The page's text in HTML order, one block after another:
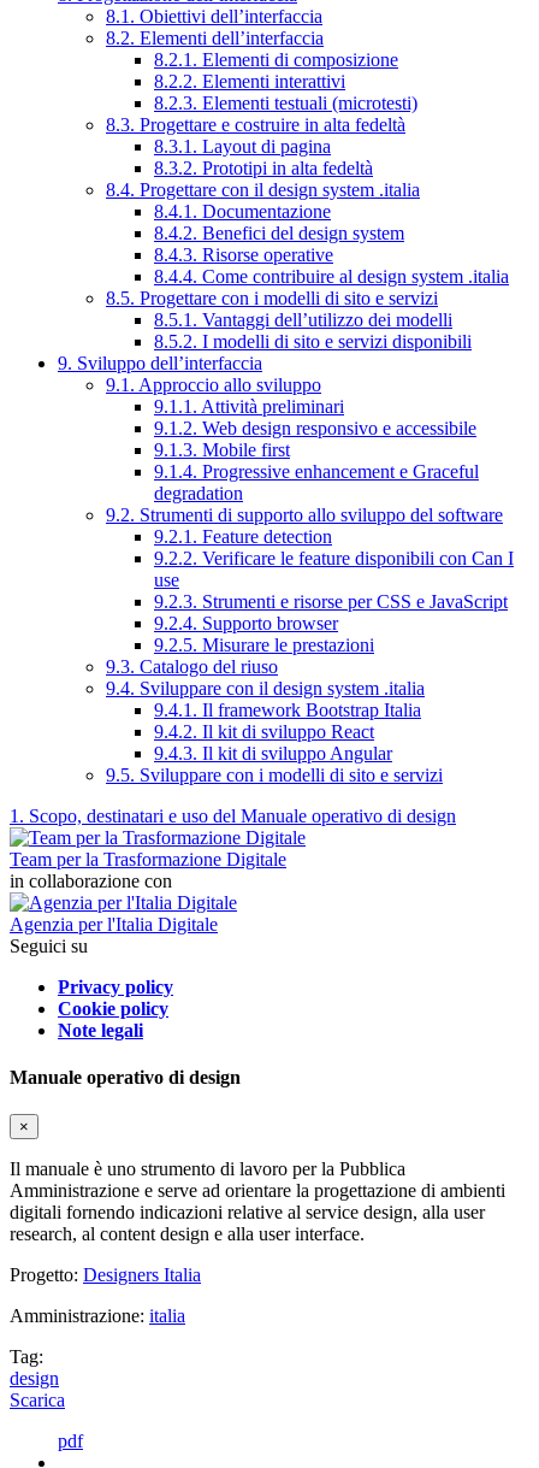
8.1. Obiettivi dell’interfaccia
8.2. Elementi dell’interfaccia
8.2.1. Elementi di composizione
8.2.2. Elementi interattivi
8.2.3. Elementi testuali (microtesti)
8.3. Progettare e costruire in alta fedeltà
8.3.1. Layout di pagina
8.3.2. Prototipi in alta fedeltà
8.4. Progettare con il design system .italia
8.4.1. Documentazione
8.4.2. Benefici del design system
8.4.3. Risorse operative
8.4.4. Come contribuire al design system .italia
8.5. Progettare con i modelli di sito e servizi
8.5.1. Vantaggi dell’utilizzo dei modelli
8.5.2. I modelli di sito e servizi disponibili
9. Sviluppo dell’interfaccia
9.1. Approccio allo sviluppo
9.1.1. Attività preliminari
9.1.2. Web design responsivo e accessibile
9.1.3. Mobile first
9.1.4. Progressive enhancement e Graceful
degradation
9.2. Strumenti di supporto allo sviluppo del software
9.2.1. Feature detection
9.2.2. Verificare le feature disponibili con Can I
use
9.2.3. Strumenti e risorse per CSS e JavaScript
9.2.4. Supporto browser
9.2.5. Misurare le prestazioni
9.3. Catalogo del riuso
9.4. Sviluppare con il design system .italia
9.4.1. Il framework Bootstrap Italia
9.4.2. Il kit di sviluppo React
9.4.3. Il kit di sviluppo Angular
9.5. Sviluppare con i modelli di sito e servizi
1. Scopo, destinatari e uso del Manuale operativo di design
Team per la Trasformazione Digitale
in collaborazione con
Agenzia per l'Italia Digitale
Seguici su
Privacy policy
Cookie policy
Note legali
Manuale operativo di design
×
Il manuale è uno strumento di lavoro per la Pubblica
Amministrazione e serve ad orientare la progettazione di ambienti
digitali fornendo indicazioni relative al service design, alla user
research, al content design e alla user interface.
Progetto: Designers Italia
Amministrazione: italia
Tag:
design
Scarica
pdf